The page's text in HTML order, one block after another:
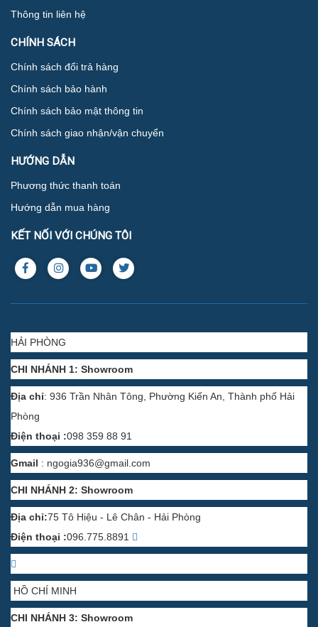
Thông tin liên hệ
CHÍNH SÁCH
Chính sách đổi trả hàng
Chính sách bảo hành
Chính sách bảo mật thông tin
Chính sách giao nhận/vận chuyển
HƯỚNG DẪN
Phương thức thanh toán
Hướng dẫn mua hàng
KẾT NỐI VỚI CHÚNG TÔI
HẢI PHÒNG
CHI NHÁNH 1: Showroom
Địa chỉ: 936 Trần Nhân Tông, Phường Kiến An, Thành phố Hải
Phòng
Điện thoại :098 359 88 91
Gmail : ngogia936@gmail.com
CHI NHÁNH 2: Showroom
Địa chỉ:75 Tô Hiệu - Lê Chân - Hải Phòng
Điện thoại :096.775.8891
HỒ CHÍ MINH
CHI NHÁNH 3: Showroom